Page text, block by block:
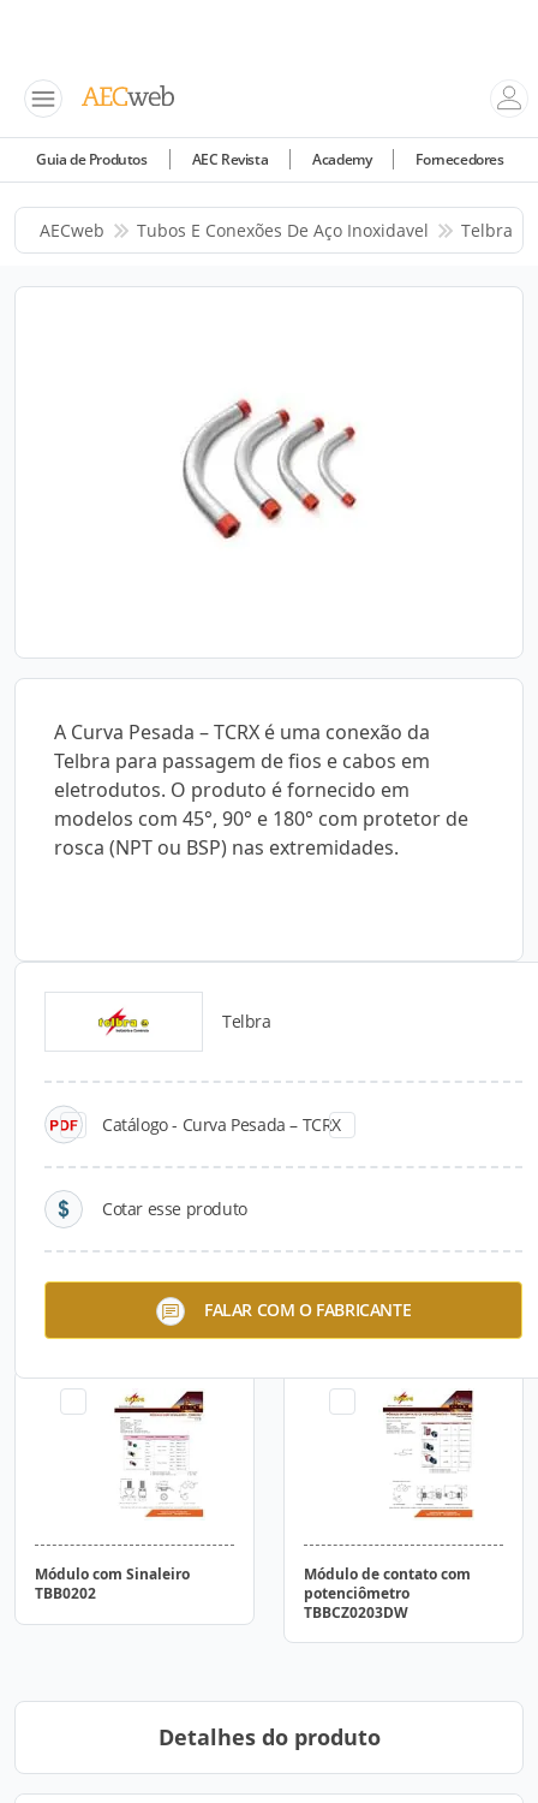
Guia de Produtos AEC Revista Academy Fornecedores
AECweb Tubos E Conexões De Aço Inoxidavel Telbra
A Curva Pesada – TCRX é uma conexão da
Telbra para passagem de fios e cabos em
eletrodutos. O produto é fornecido em
modelos com 45°, 90° e 180° com protetor de
rosca (NPT ou BSP) nas extremidades.
Telbra
Catálogo - Curva Pesada – TCRX
Cotar esse produto
FALAR COM O FABRICANTE
Catálogos para Download
Módulo com Botão e
Sinaleiro TBB0212
TBB0203
Módulo com Sinaleiro
TBB0202
Módulo de contato com
potenciômetro
TBBCZ0203DW
Detalhes do produto